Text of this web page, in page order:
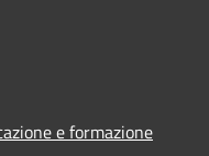
e formazione